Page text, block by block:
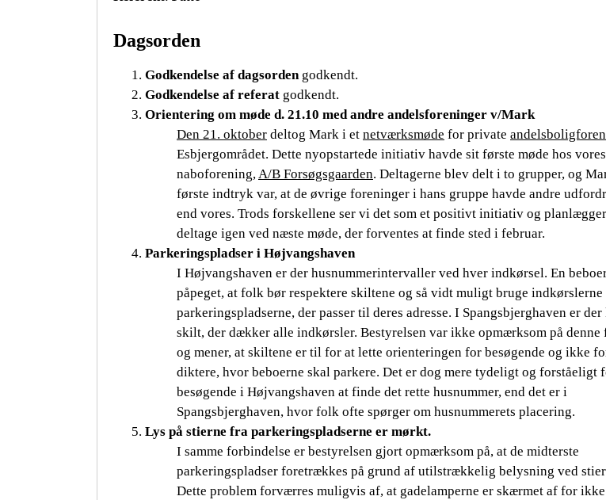
Dagsorden
Godkendelse af dagsordengodkendt.
Godkendelse af referat godkendt.
Orientering om møde d. 21.10 med andre andelsforeninger v/Mark
Den 21. oktober deltog Mark i et netværksmøde for private
Esbjergområdet. Dette nyopstartede initiativ havde sit første møde hos vores
naboforening,A/B Forsøgsgaarden. Deltagerne blev delt i to grupper, og
første indtryk var, at de øvrige foreninger i hans gruppe havde andre
end vores. Trods forskellene ser vi det som et positivt initiativ og
deltage igen ved næste møde, der forventes at finde sted i februar.
Parkeringspladser i Højvangshaven
I Højvangshaven er der husnummerintervaller ved hver indkørsel. En
påpeget, at folk bør respektere skiltene og så vidt muligt bruge indkørslerne
parkeringspladserne, der passer til deres adresse. I Spangsbjerghaven er der
skilt, der dækker alle indkørsler. Bestyrelsen var ikke opmærksom på denne
og mener, at skiltene er til for at lette orienteringen for besøgende og ikke
diktere, hvor beboerne skal parkere. Det er dog mere tydeligt og forståeligt
besøgende i Højvangshaven at finde det rette husnummer, end det er i
Spangsbjerghaven, hvor folk ofte spørger om husnummerets placering.
Lys på stierne fra parkeringspladserne er mørkt.
I samme forbindelse er bestyrelsen gjort opmærksom på, at de midterste
parkeringspladser foretrækkes på grund af utilstrækkelig belysning ved
Dette problem forværres muligvis af, at gadelamperne er skærmet af for